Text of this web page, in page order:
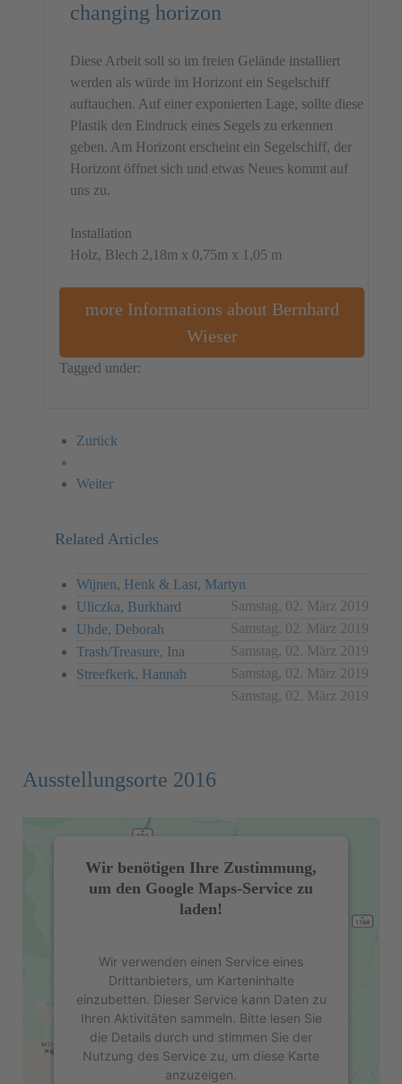
changing horizon
Diese Arbeit soll so im freien Gelände installiert
werden als würde im Horizont ein Segelschiff
auftauchen. Auf einer exponierten Lage, sollte diese
Plastik den Eindruck eines Segels zu erkennen
geben. Am Horizont erscheint ein Segelschiff, der
Horizont öffnet sich und etwas Neues kommt auf
uns zu.
Installation
Holz, Blech 2,18m x 0,75m x 1,05 m
more Informations about Bernhard
Wieser
Tagged under:
Zurück
Weiter
Related Articles
Wijnen, Henk & Last, Martyn
Samstag, 02. März 2019
Uliczka, Burkhard
Samstag, 02. März 2019
Uhde, Deborah
Samstag, 02. März 2019
Trash/Treasure, Ina
Samstag, 02. März 2019
Streefkerk, Hannah
Samstag, 02. März 2019
Ausstellungsorte 2016
Wir benötigen Ihre Zustimmung,
um den Google Maps-Service zu
laden!
Wir verwenden einen Service eines
Drittanbieters, um Karteninhalte
einzubetten. Dieser Service kann Daten zu
Ihren Aktivitäten sammeln. Bitte lesen Sie
die Details durch und stimmen Sie der
Nutzung des Service zu, um diese Karte
anzuzeigen.